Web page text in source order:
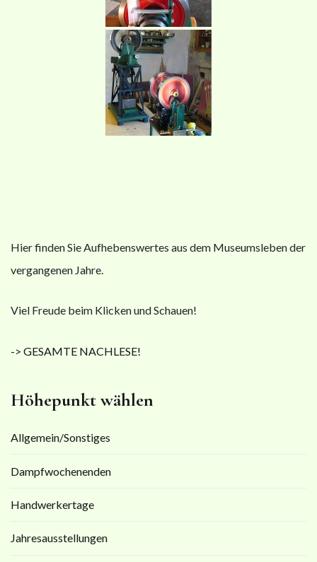
Hier finden Sie Aufhebenswertes aus dem Museumsleben der
vergangenen Jahre.
Viel Freude beim Klicken und Schauen!
-> GESAMTE NACHLESE!
Höhepunkt wählen
Allgemein/Sonstiges
Dampfwochenenden
Handwerkertage
Jahresausstellungen